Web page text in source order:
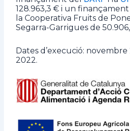
128.963,3 € i un
la Cooperativa Fruits de
Segarra-Garrigues de
Dates d’execució:
2022.